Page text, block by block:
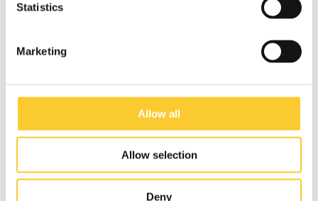
Statistics
Marketing
Allow all
Allow selection
Deny
faciles à conduire dans le trafic difficile de New York.
Pays-Bas qui compte plus de 1500 employés dans
plus de 25 villes du pays. Il est difficile de trouver de
nouveaux employés. Pour maintenir le volume, nous
utilisons les remorques CARLA CARGO afin de pouvoir